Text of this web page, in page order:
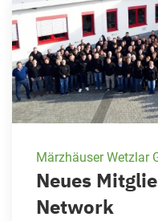
Märzhäuser Wetzlar
Neues
Network